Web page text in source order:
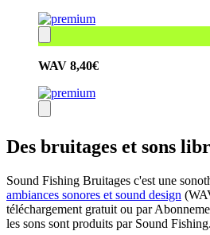
WAV 8,40€
Des bruitages et sons
Sound Fishing Bruitages c'est une
ambiances sonores et sound design
téléchargement gratuit ou par
les sons sont produits par Sound Fishing.